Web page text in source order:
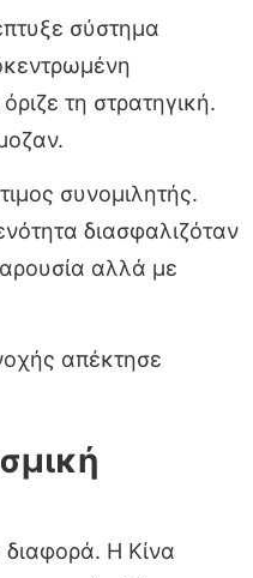
σύστημα
τη στρατηγική.
συνομιλητής.
διασφαλιζόταν
αλλά με
απέκτησε
διαφορά. Η Κίνα